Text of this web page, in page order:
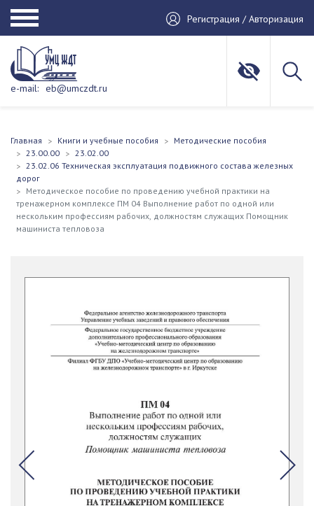
Регистрация / Авторизация
e-mail: eb@umczdt.ru
Главная Книги и учебные пособия
Методические пособия
23.00.00
23.02.00
23.02.06 Техническая эксплуатация подвижного состава железных
дорог
Методическое пособие по проведению учебной практики на
тренажерном комплексе ПМ 04 Выполнение работ по одной или
нескольким профессиям рабочих, должностям служащих Помощник
машиниста тепловоза